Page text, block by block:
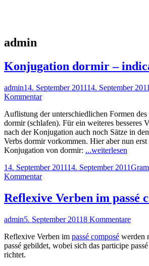
Autor:
admin
Konjugation dormir –
Autor
adminVeröffentlicht
am
14. September 201114. September 2011
Kommentarzu
dormir
–
indicatif
présent
Auflistung der unterschiedlichen Formen des
dormir (schlafen). Für ein weiteres besseres
nach der Konjugation auch noch Sätze in
Verbs dormir vorkommen. Hier aber nun erst
Konjugation von dormir: ...weiterlesen
–
Veröffentlicht
am
14. September 201114. September 2011
Kommentarzu
dormir
–
présent
Reflexive Verben im passé
Autor
adminVeröffentlicht
5. September 20118 Kommentarezu
im
Reflexive Verben im passé composé werden
passé gebildet, wobei sich das participe
richtet.